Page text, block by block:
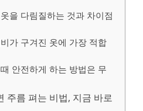
을 다림질하는 것과 차이점
가 구겨진 옷에 가장 적합
안전하게 하는 방법은 무
주름 펴는 비법, 지금 바로